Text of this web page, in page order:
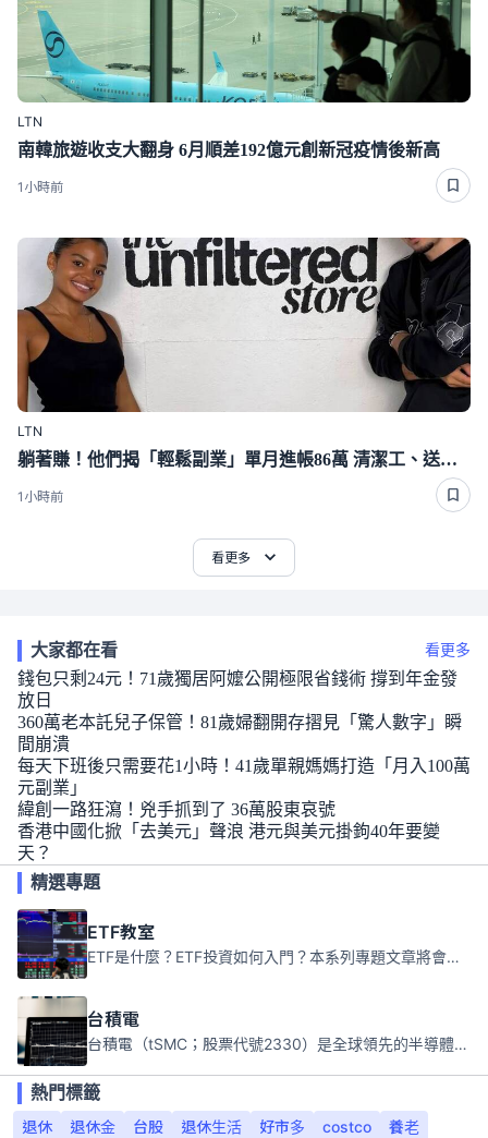
LTN
南韓旅遊收支大翻身 6月順差192億元創新冠疫情後新高
1小時前
LTN
躺著賺！他們揭「輕鬆副業」單月進帳86萬 清潔工、送貨員成功翻身
1小時前
看更多
大家都在看 看更多
錢包只剩24元！71歲獨居阿嬤公開極限省錢術 撐到年金發
放日
360萬老本託兒子保管！81歲婦翻開存摺見「驚人數字」瞬
間崩潰
每天下班後只需要花1小時！41歲單親媽媽打造「月入100萬
元副業」
緯創一路狂瀉！兇手抓到了 36萬股東哀號
香港中國化掀「去美元」聲浪 港元與美元掛鉤40年要變
天？
精選專題
ETF教室
ETF是什麼？ETF投資如何入門？本系列專題文章將會告訴你新手必須知道的ETF基礎知識。
台積電
台積電（tSMC；股票代號2330）是全球領先的半導體代工公司，成立於1987年，總部位於台灣新竹。且已於美國、日本、德國及中國設廠，台積電是全球首家專業積體電路製造服務公司，也是全球最先進和最大規模的半導體代工廠。
熱門標籤
退休
退休金 台股 退休生活 好市多 costco 養老